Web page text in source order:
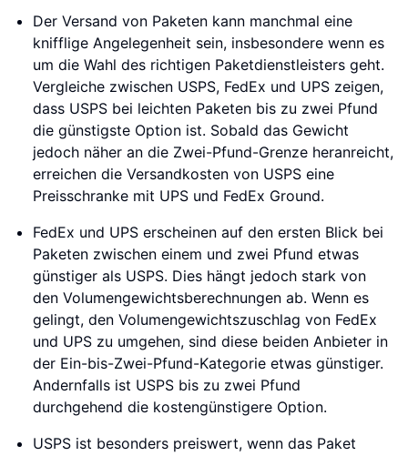
Der Versand von Paketen kann manchmal eine
knifflige Angelegenheit sein, insbesondere wenn es
um die Wahl des richtigen Paketdienstleisters geht.
Vergleiche zwischen USPS, FedEx und UPS zeigen,
dass USPS bei leichten Paketen bis zu zwei Pfund
die günstigste Option ist. Sobald das Gewicht
jedoch näher an die Zwei-Pfund-Grenze heranreicht,
erreichen die Versandkosten von USPS eine
Preisschranke mit UPS und FedEx Ground.
FedEx und UPS erscheinen auf den ersten Blick bei
Paketen zwischen einem und zwei Pfund etwas
günstiger als USPS. Dies hängt jedoch stark von
den Volumengewichtsberechnungen ab. Wenn es
gelingt, den Volumengewichtszuschlag von FedEx
und UPS zu umgehen, sind diese beiden Anbieter in
der Ein-bis-Zwei-Pfund-Kategorie etwas günstiger.
Andernfalls ist USPS bis zu zwei Pfund
durchgehend die kostengünstigere Option.
USPS ist besonders preiswert, wenn das Paket